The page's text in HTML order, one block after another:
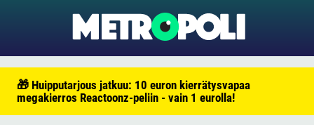
🎁 Huipputarjous jatkuu: 10 euron kierrätysvapaa
megakierros Reactoonz-peliin - vain 1 eurolla!